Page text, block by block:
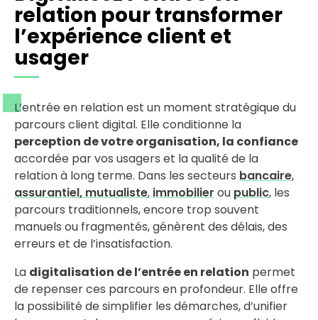
relation pour transformer
l’expérience client et
usager
L’entrée en relation est un moment stratégique du
parcours client digital. Elle conditionne la
perception de votre organisation, la confiance
accordée par vos usagers et la qualité de la
relation à long terme. Dans les secteurs bancaire,
assurantiel, mutualiste, immobilier ou public, les
parcours traditionnels, encore trop souvent
manuels ou fragmentés, génèrent des délais, des
erreurs et de l’insatisfaction.
La digitalisation de l’entrée en relation permet
de repenser ces parcours en profondeur. Elle offre
la possibilité de simplifier les démarches, d’unifier